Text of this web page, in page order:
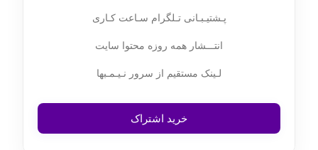
پـشتیـبـانی تـلگرام سـاعت کـاری
انتـــشار همه روزه محتوا سایت
لـینک مستقیم از سرور نـیـمـبها
خرید اشتراک